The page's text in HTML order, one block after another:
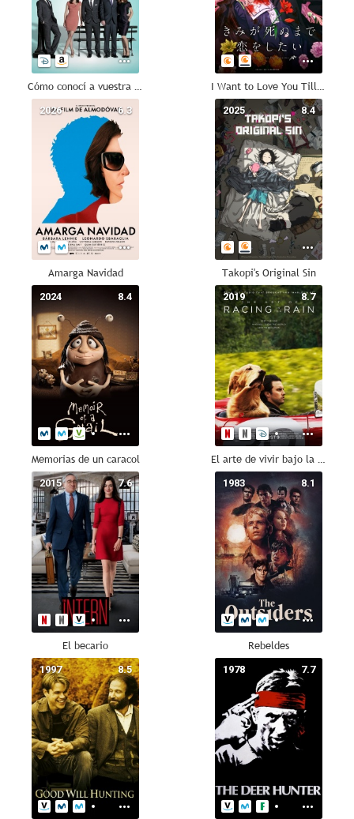
Cómo conocí a vuestra madre I Want to Love You Till Your Dying Day
6.3
2026
Amarga Navidad
8.4
2025
Takopi's Original Sin
8.4
2024
Memorias de un caracol
8.7
2019
El arte de vivir bajo la lluvia
7.6
2015
El becario
8.1
1983
Rebeldes
8.5
1997 7.7
1978